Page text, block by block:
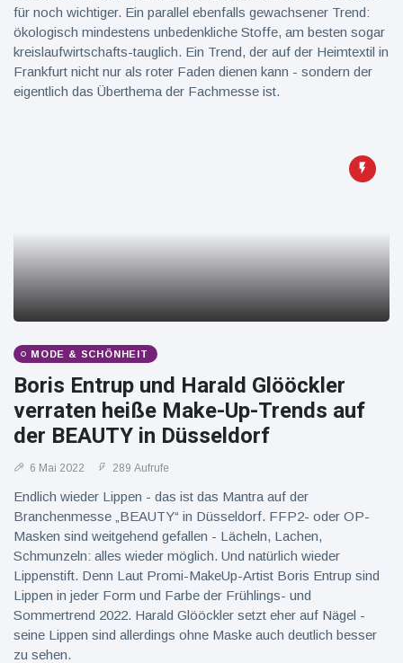
für noch wichtiger. Ein parallel ebenfalls gewachsener Trend:
ökologisch mindestens unbedenkliche Stoffe, am besten sogar
kreislaufwirtschafts-tauglich. Ein Trend, der auf der Heimtextil in
Frankfurt nicht nur als roter Faden dienen kann - sondern der
eigentlich das Überthema der Fachmesse ist.
MODE & SCHÖNHEIT
Boris Entrup und Harald Glööckler
verraten heiße Make-Up-Trends auf
der BEAUTY in Düsseldorf
6 Mai 2022 289 Aufrufe
Endlich wieder Lippen - das ist das Mantra auf der
Branchenmesse „BEAUTY“ in Düsseldorf. FFP2- oder OP-
Masken sind weitgehend gefallen - Lächeln, Lachen,
Schmunzeln: alles wieder möglich. Und natürlich wieder
Lippenstift. Denn Laut Promi-MakeUp-Artist Boris Entrup sind
Lippen in jeder Form und Farbe der Frühlings- und
Sommertrend 2022. Harald Glööckler setzt eher auf Nägel -
seine Lippen sind allerdings ohne Maske auch deutlich besser
zu sehen.